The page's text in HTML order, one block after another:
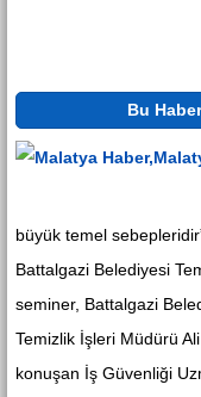
Bu
büyük temel
Battalgazi Belediyesi
seminer, Battalgazi
Temizlik İşleri Müdürü
konuşan İş Güvenliği